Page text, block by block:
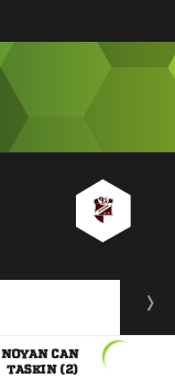
 
 